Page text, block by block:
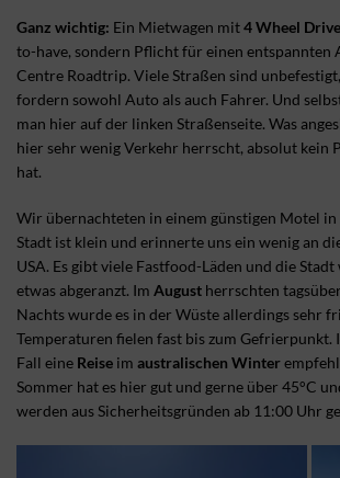
Ganz wichtig: Ein Mietwagen mit4 Wheel Drive
to-have, sondern Pflicht für einen entspannten
Centre Roadtrip. Viele Straßen sind
fordern sowohl Auto als auch Fahrer. Und
man hier auf der linken Straßenseite. Was
hier sehr wenig Verkehr herrscht, absolut kein
hat.
Wir übernachteten in einem günstigen Motel in
Stadt ist klein und erinnerte uns ein wenig an
USA. Es gibt viele Fastfood-Läden und die
etwas abgeranzt. Im August herrschten
Nachts wurde es in der Wüste allerdings sehr
Temperaturen fielen fast bis zum Gefrierpunkt.
Fall eine Reise im australischen Winter
Sommer hat es hier gut und gerne über 45°C
werden aus Sicherheitsgründen ab 11:00 Uhr